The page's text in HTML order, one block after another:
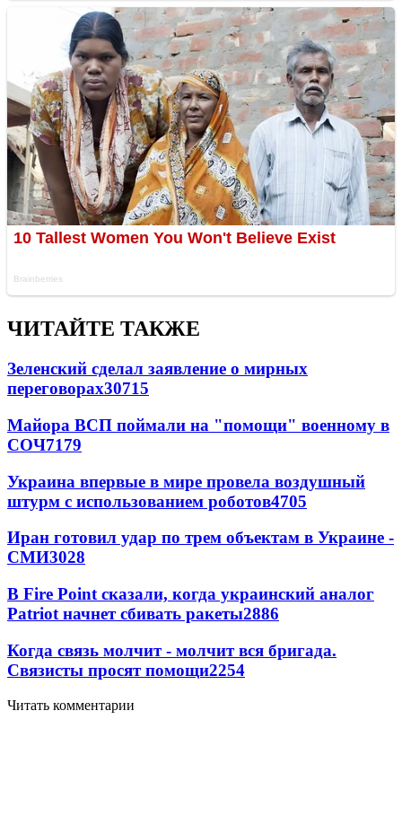
ЧИТАЙТЕ ТАКЖЕ
Зеленский сделал заявление о мирных
переговорах30715
Майора ВСП поймали на "помощи" военному в
СОЧ7179
Украина впервые в мире провела воздушный
штурм с использованием роботов4705
Иран готовил удар по трем объектам в Украине -
СМИ3028
В Fire Point сказали, когда украинский аналог
Patriot начнет сбивать ракеты2886
Когда связь молчит - молчит вся бригада.
Связисты просят помощи2254
Читать комментарии